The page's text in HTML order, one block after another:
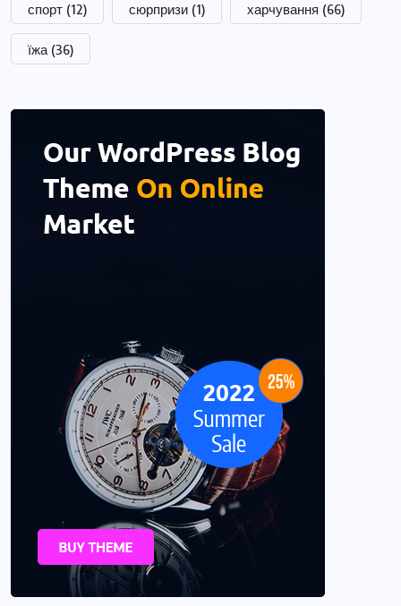
спорт (12) сюрпризи (1) харчування (66)
їжа (36)